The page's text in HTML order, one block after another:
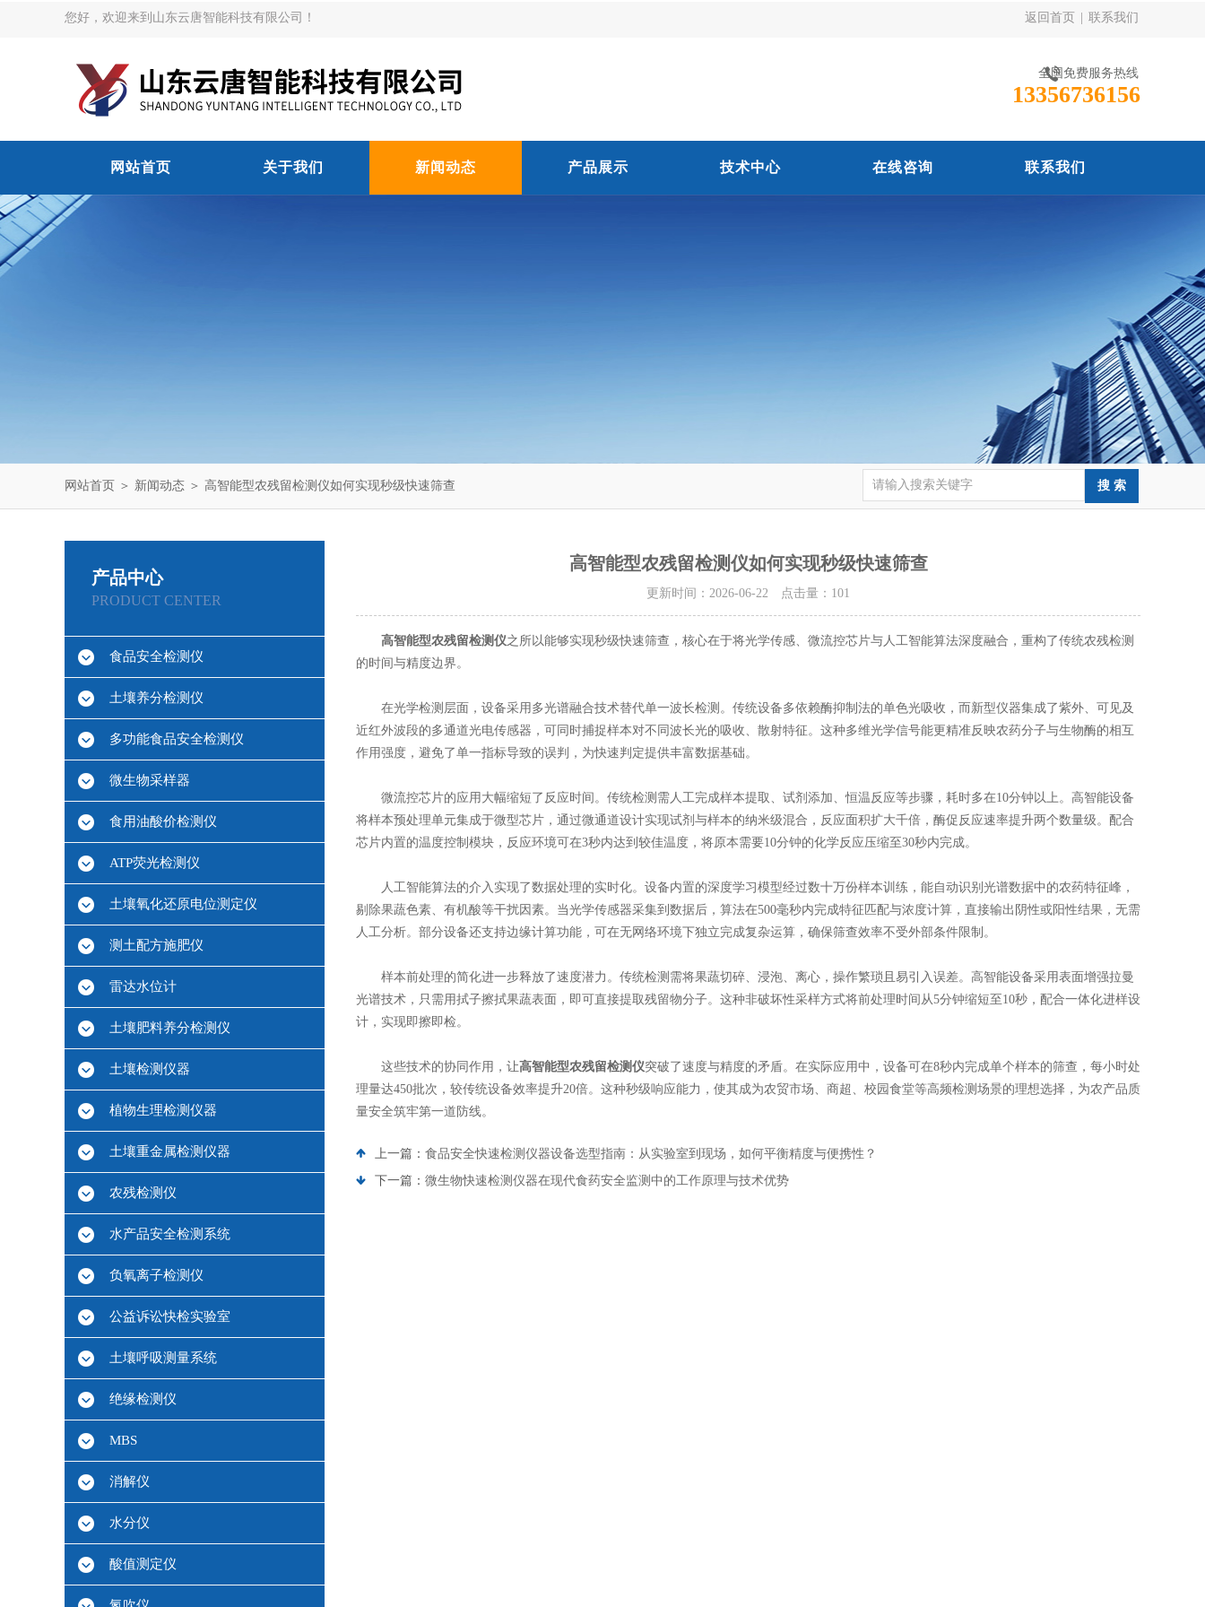
您好，欢迎来到山东云唐智能科技有限公司！ 返回首页 联系我们
全国免费服务热线
13356736156
网站首页 关于我们 新闻动态 产品展示 技术中心 在线咨询 联系我们
网站首页 ＞ 新闻动态 ＞ 高智能型农残留检测仪如何实现秒级快速筛查
产品中心
PRODUCT CENTER
食品安全检测仪
土壤养分检测仪
多功能食品安全检测仪
微生物采样器
食用油酸价检测仪
ATP荧光检测仪
土壤氧化还原电位测定仪
测土配方施肥仪
雷达水位计
土壤肥料养分检测仪
土壤检测仪器
植物生理检测仪器
土壤重金属检测仪器
农残检测仪
水产品安全检测系统
负氧离子检测仪
公益诉讼快检实验室
土壤呼吸测量系统
绝缘检测仪
MBS
消解仪
水分仪
酸值测定仪
高智能型农残留检测仪如何实现秒级快速筛查
更新时间：2026-06-22 点击量： 101
高智能型农残留检测仪之所以能够实现秒级快速筛查，核心在于将光学传感、微流控芯片与人工智能算法深度融合，重构了传统农残检测
的时间与精度边界。
在光学检测层面，设备采用多光谱融合技术替代单一波长检测。传统设备多依赖酶抑制法的单色光吸收，而新型仪器集成了紫外、可见及
近红外波段的多通道光电传感器，可同时捕捉样本对不同波长光的吸收、散射特征。这种多维光学信号能更精准反映农药分子与生物酶的相互
作用强度，避免了单一指标导致的误判，为快速判定提供丰富数据基础。
微流控芯片的应用大幅缩短了反应时间。传统检测需人工完成样本提取、试剂添加、恒温反应等步骤，耗时多在10分钟以上。高智能设备
将样本预处理单元集成于微型芯片，通过微通道设计实现试剂与样本的纳米级混合，反应面积扩大千倍，酶促反应速率提升两个数量级。配合
芯片内置的温度控制模块，反应环境可在3秒内达到较佳温度，将原本需要10分钟的化学反应压缩至30秒内完成。
人工智能算法的介入实现了数据处理的实时化。设备内置的深度学习模型经过数十万份样本训练，能自动识别光谱数据中的农药特征峰，
剔除果蔬色素、有机酸等干扰因素。当光学传感器采集到数据后，算法在500毫秒内完成特征匹配与浓度计算，直接输出阴性或阳性结果，无需
人工分析。部分设备还支持边缘计算功能，可在无网络环境下独立完成复杂运算，确保筛查效率不受外部条件限制。
样本前处理的简化进一步释放了速度潜力。传统检测需将果蔬切碎、浸泡、离心，操作繁琐且易引入误差。高智能设备采用表面增强拉曼
光谱技术，只需用拭子擦拭果蔬表面，即可直接提取残留物分子。这种非破坏性采样方式将前处理时间从5分钟缩短至10秒，配合一体化进样设
计，实现即擦即检。
这些技术的协同作用，让高智能型农残留检测仪突破了速度与精度的矛盾。在实际应用中，设备可在8秒内完成单个样本的筛查，每小时处
理量达450批次，较传统设备效率提升20倍。这种秒级响应能力，使其成为农贸市场、商超、校园食堂等高频检测场景的理想选择，为农产品质
量安全筑牢第一道防线。
上一篇： 食品安全快速检测仪器设备选型指南：从实验室到现场，如何平衡精度与便携性？
下一篇： 微生物快速检测仪器在现代食药安全监测中的工作原理与技术优势